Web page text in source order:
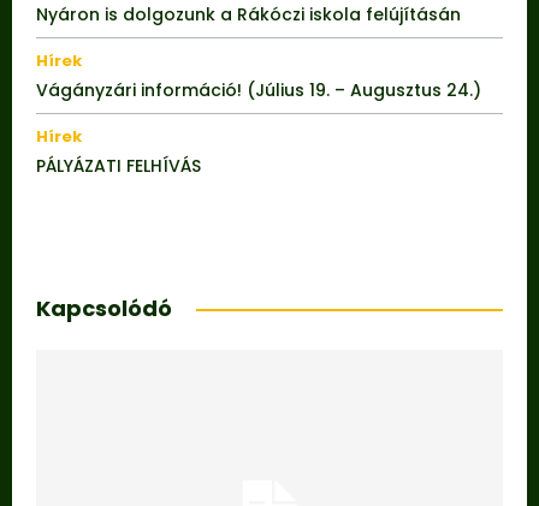
Nyáron is dolgozunk a Rákóczi iskola felújításán
Hírek
Vágányzári információ! (Július 19. – Augusztus 24.)
Hírek
PÁLYÁZATI FELHÍVÁS
Kapcsolódó